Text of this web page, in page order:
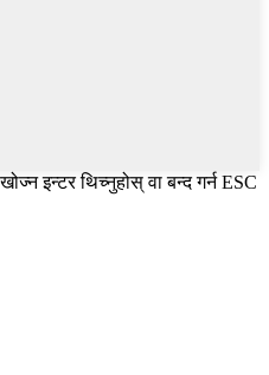
खोज्न इन्टर थिच्नुहोस् वा बन्द गर्न ESC